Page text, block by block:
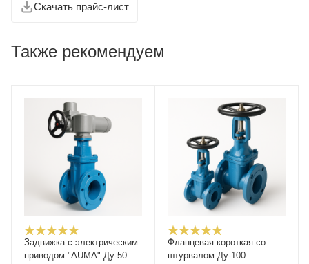
Скачать прайс-лист
Также рекомендуем
Задвижка с электрическим
приводом "AUMA" Ду-50
Фланцевая короткая со
штурвалом Ду-100